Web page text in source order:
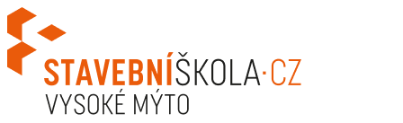
Přejít
k
obsahu